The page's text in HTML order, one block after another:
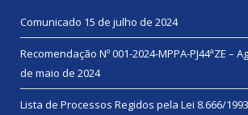
Comunicado 15 de julho de 2024
Recomendação Nº 001-2024-MPPA-PJ44ªZE –
de maio de 2024
Lista de Processos Regidos pela Lei 8.666/1993